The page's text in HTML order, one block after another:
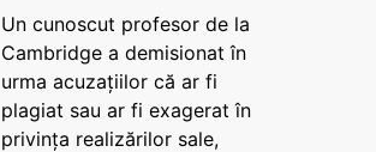
Un cunoscut profesor de la
Cambridge a demisionat în
urma acuzațiilor că ar fi
plagiat sau ar fi exagerat în
privința realizărilor sale,